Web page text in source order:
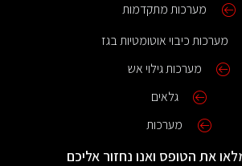
מערכות מתקדמות
מערכות כיבוי אוטומטיות בגז
מערכות גילוי אש
גלאים
מערכות
את הטופס ואנו נחזור אליכם